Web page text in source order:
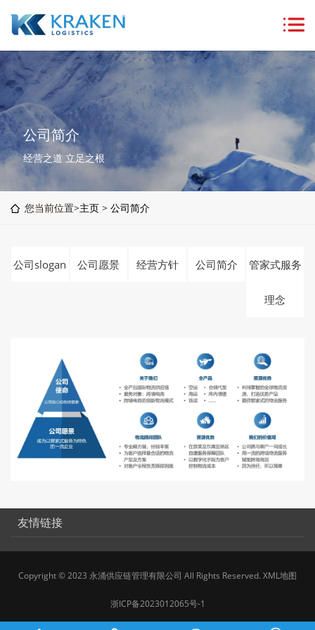
公司简介
经营之道 立足之根
您当前位置>主页 > 公司简介
公司slogan 公司愿景 经营方针 公司简介 管家式服务
理念
友情链接
Copyright © 2023 永涌供应链管理有限公司 All Rights Reserved. XML地图
浙ICP备2023012065号-1